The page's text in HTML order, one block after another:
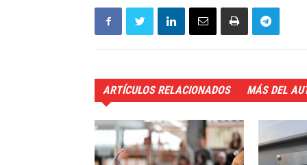
ARTÍCULOS RELACIONADOS MÁS DEL